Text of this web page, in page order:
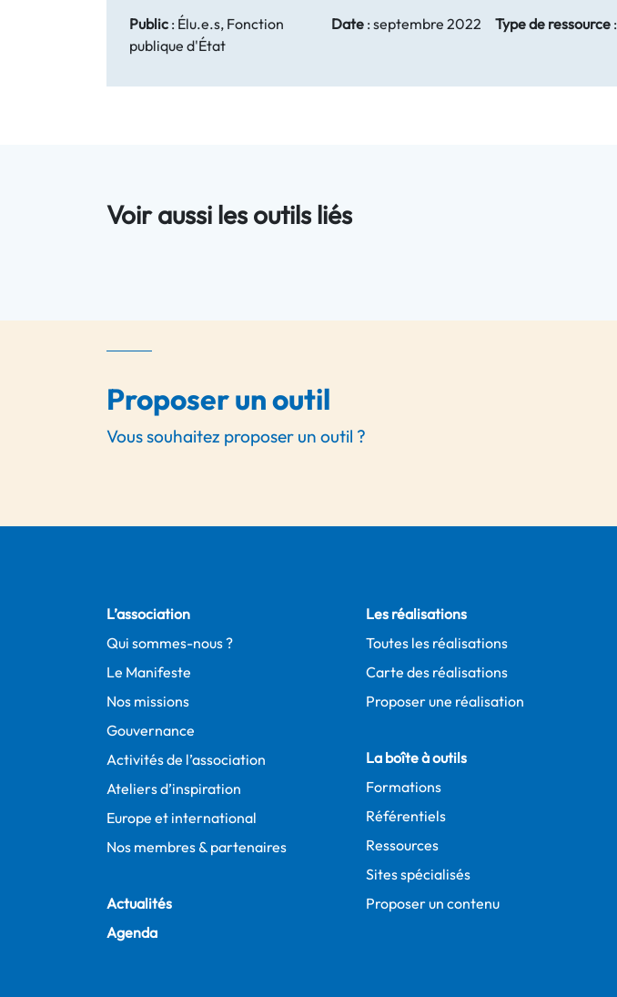
Public : Élu.e.s, Fonction
publique d'État
Date: septembre 2022 Type de ressource:
Voir aussi les outils liés
Proposer un outil
Vous souhaitez proposer un outil ?
L’association
Qui sommes-nous ?
Le Manifeste
Nos missions
Gouvernance
Activités de l’association
Ateliers d’inspiration
Europe et international
Nos membres & partenaires
Actualités
Agenda
Les réalisations
Toutes les réalisations
Carte des réalisations
Proposer une réalisation
La boîte à outils
Formations
Référentiels
Ressources
Sites spécialisés
Proposer un contenu